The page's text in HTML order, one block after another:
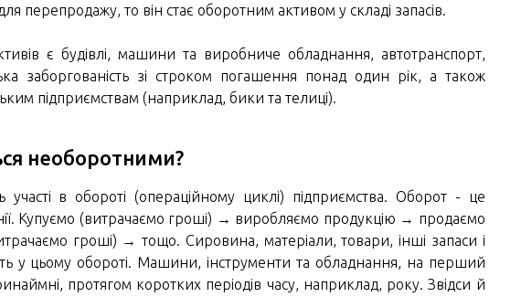
перепродажу, то він стає оборотним активом у складі запасів.
є будівлі, машини та виробниче обладнання, автотранспорт,
заборгованість зі строком погашення понад один рік, а також
підприємствам (наприклад, бики та телиці).
необоротними?
в обороті (операційному циклі) підприємства. Оборот - це
Купуємо (витрачаємо гроші) → виробляємо продукцію → продаємо
гроші) → тощо. Сировина, матеріали, товари, інші запаси і
у цьому обороті. Машини, інструменти та обладнання, на перший
протягом коротких періодів часу, наприклад, року. Звідси й